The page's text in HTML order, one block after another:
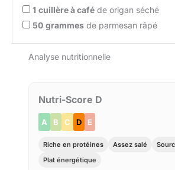
1 cuillère à café de origan séché
50 grammes de parmesan râpé
Analyse nutritionnelle
Nutri-Score D
A B C D E
Riche en protéines Assez salé
Plat énergétique